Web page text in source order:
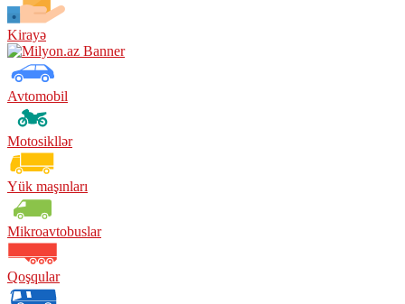
Kirayə
Avtomobil
Motosikllər
Yük maşınları
Mikroavtobuslar
Qoşqular